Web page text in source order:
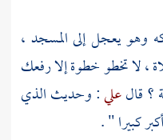
وهو يعجل إلى المسجد ،
، لا تخطو خطوة إلا رفعك
؟ قالعلي: وحديث الذي
كبيرا " .